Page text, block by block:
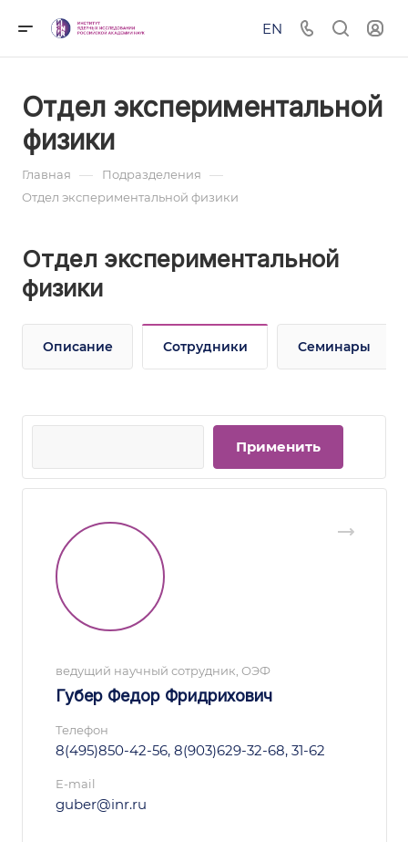
EN
Отдел экспериментальной
физики
Главная — Подразделения —
Отдел экспериментальной физики
Отдел экспериментальной
физики
Описание Сотрудники Семинары
ведущий научный сотрудник, ОЭФ
Губер Федор Фридрихович
Телефон
8(495)850-42-56, 8(903)629-32-68, 31-62
E-mail
guber@inr.ru